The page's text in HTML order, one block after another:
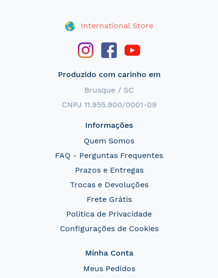
International Store
Produzido com carinho em
Brusque / SC
CNPJ 11.955.900/0001-09
Informações
Quem Somos
FAQ - Perguntas Frequentes
Prazos e Entregas
Trocas e Devoluções
Frete Grátis
Política de Privacidade
Configurações de Cookies
Minha Conta
Meus Pedidos